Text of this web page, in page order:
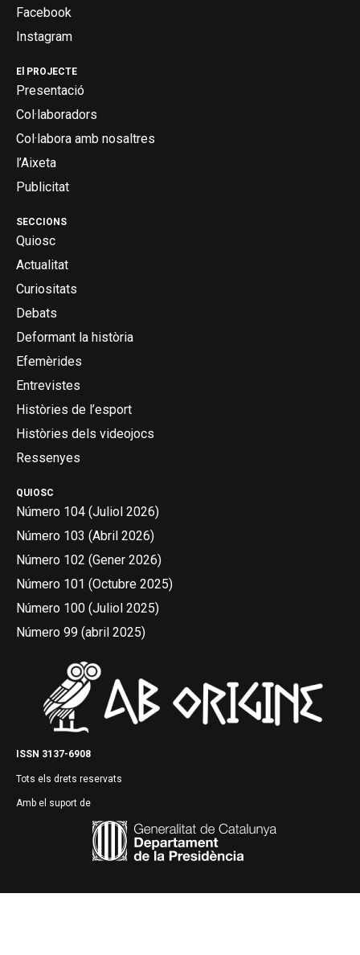
ISSN 3137-6908
Tots els drets reservats
Amb el suport de
QUIOSC
Número 104 (Juliol 2026)
Número 103 (Abril 2026)
Número 102 (Gener 2026)
Número 101 (Octubre 2025)
Número 100 (Juliol 2025)
Número 99 (abril 2025)
SECCIONS
Quiosc
Actualitat
Curiositats
Debats
Deformant la història
Efemèrides
Entrevistes
Històries de l’esport
Històries dels videojocs
Ressenyes
El PROJECTE
Presentació
Col·laboradors
Col·labora amb nosaltres
l’Aixeta
Publicitat
Facebook
Instagram